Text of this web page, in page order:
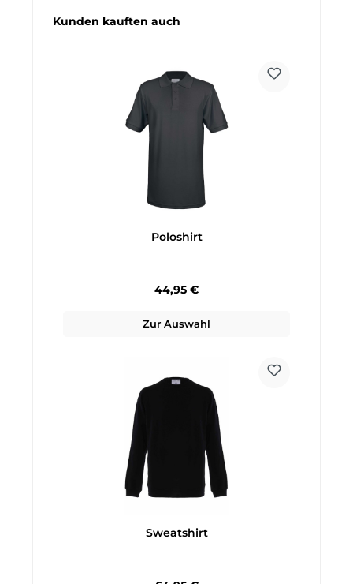
Produktgalerie überspringen
Kunden kauften auch
Poloshirt
Regulärer Preis:
44,95 €
Zur Auswahl
Sweatshirt